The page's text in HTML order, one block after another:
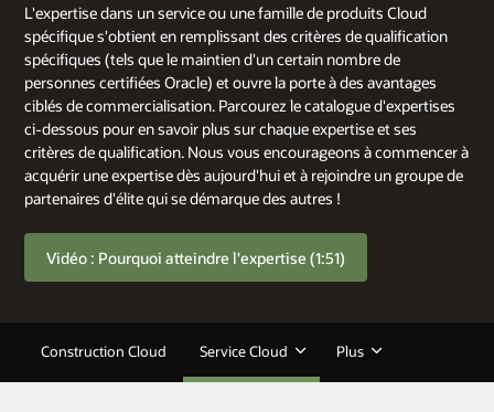
L'expertise dans un service ou une famille de produits Cloud
spécifique s'obtient en remplissant des critères de qualification
spécifiques (tels que le maintien d'un certain nombre de
personnes certifiées Oracle) et ouvre la porte à des avantages
ciblés de commercialisation. Parcourez le catalogue d'expertises
ci-dessous pour en savoir plus sur chaque expertise et ses
critères de qualification. Nous vous encourageons à commencer à
acquérir une expertise dès aujourd'hui et à rejoindre un groupe de
partenaires d'élite qui se démarque des autres !
Vidéo : Pourquoi atteindre l'expertise (1:51)
Construction Cloud Service Cloud Plus